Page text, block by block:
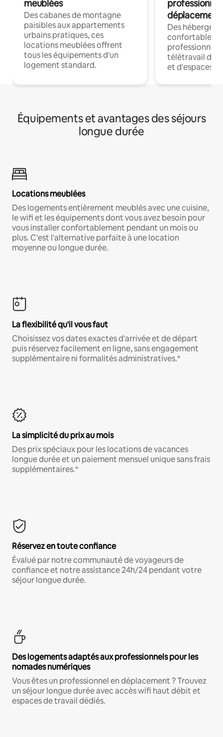
meublées
Des cabanes de montagne
paisibles aux appartements
urbains pratiques, ces
locations meublées offrent
tous les équipements d'un
logement standard.
déplacement
Des
confortables
professionnels
télétravail
et d'espaces
Équipements et avantages des séjours
longue durée
Locations meublées
Des logements entièrement meublés avec une cuisine,
le wifi et les équipements dont vous avez besoin pour
vous installer confortablement pendant un mois ou
plus. C'est l'alternative parfaite à une location
moyenne ou longue durée.
La flexibilité qu'il vous faut
Choisissez vos dates exactes d'arrivée et de départ
puis réservez facilement en ligne, sans engagement
supplémentaire ni formalités administratives.*
La simplicité du prix au mois
Des prix spéciaux pour les locations de vacances
longue durée et un paiement mensuel unique sans frais
supplémentaires.*
Réservez en toute confiance
Évalué par notre communauté de voyageurs de
confiance et notre assistance 24h/24 pendant votre
séjour longue durée.
Des logements adaptés aux professionnels pour les
nomades numériques
Vous êtes un professionnel en déplacement ? Trouvez
un séjour longue durée avec accès wifi haut débit et
espaces de travail dédiés.